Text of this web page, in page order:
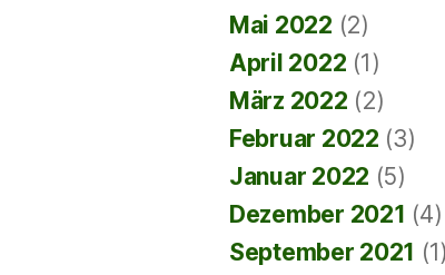
Mai 2022 (2)
April 2022 (1)
März 2022 (2)
Februar 2022 (3)
Januar 2022 (5)
Dezember 2021 (4)
September 2021